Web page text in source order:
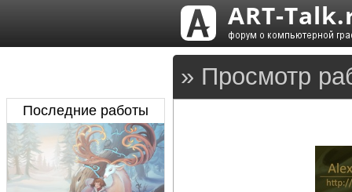
» Просмотр
Последние работы